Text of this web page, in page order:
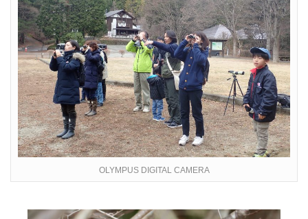
OLYMPUS DIGITAL CAMERA